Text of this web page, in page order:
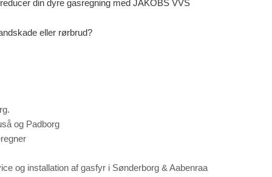
din dyre gasregning med JAKOBS VVS
eller rørbrud?
og Padborg
og installation af gasfyr i Sønderborg & Aabenraa